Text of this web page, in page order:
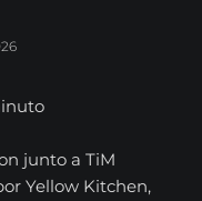
junto aTiM
Yellow Kitchen,